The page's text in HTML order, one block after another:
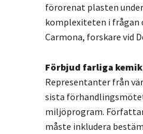
förorenat plasten
komplexiteten i frågan
Carmona, forskare vid
Förbjud farliga
Representanter från
sista
miljöprogram.
måste inkludera